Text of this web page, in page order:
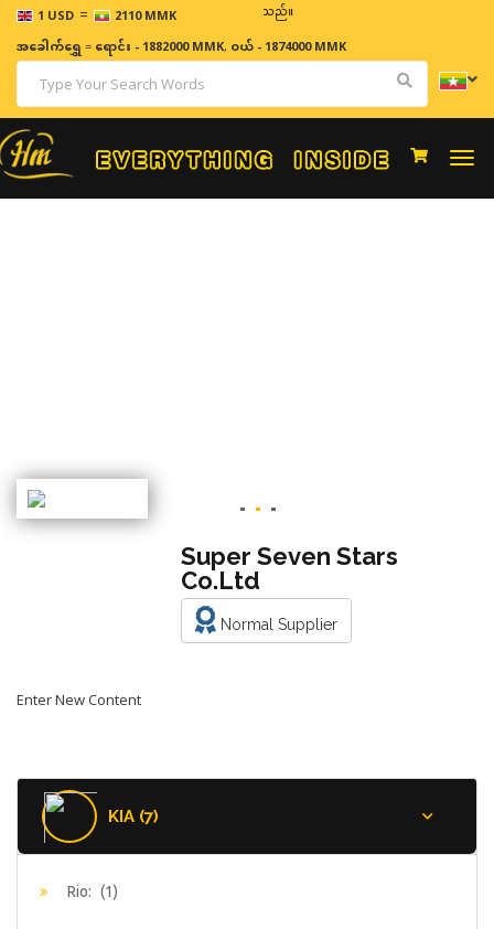
1 USD = 2110 MMK
ဈေးနှုန်းများသည် အချိန်နှင့် အမျှပြောင်းလဲနိုင်သည်။
အခေါက်ရွှေ=ရောင်း - 1882000 MMK, ဝယ် - 1874000 MMK
Super Seven Stars
Co.Ltd
Normal Supplier
Enter New Content
KIA (7)
Rio: (1)